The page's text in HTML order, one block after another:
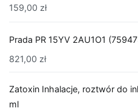
159,00 zł
Prada PR 15YV 2AU1O1
821,00 zł
Zatoxin Inhalacje, roztwór do
ml